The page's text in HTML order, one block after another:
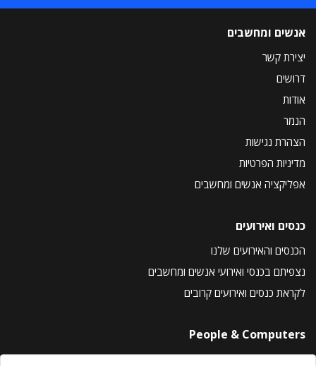
אנשים ומחשבים
יצירת קשר
דרושים
אודות
הנמר
הצהרת נגישות
מדיניות הפרטיות
אפליקציה אנשים ומחשבים
כנסים ואירועים
הכנסים והאירועים שלנו
נצפיתם בכנסי ואירועי אנשים ומחשבים
לקראת כנסים ואירועים קרובים
People & Computers
About Us